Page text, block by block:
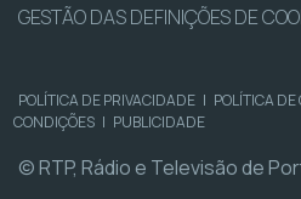
GESTÃO DAS DEFINIÇÕES DE
POLÍTICA DE PRIVACIDADE | POLÍTICA DE
CONDIÇÕES | PUBLICIDADE
© RTP, Rádio e Televisão de